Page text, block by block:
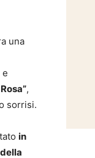
una
e
,
sorrisi.
in